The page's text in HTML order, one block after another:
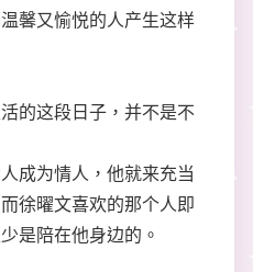
馨又愉悦的人产生这样
这段日子，并不是不
为情人，他就来充当
徐曜文喜欢的那个人即
是陪在他身边的。